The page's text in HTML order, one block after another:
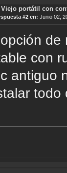
Viejo portátil con
#2 en: Junio 02,
de
con
antiguo
todo